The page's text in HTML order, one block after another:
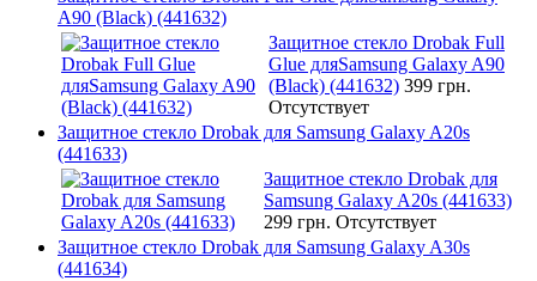
A90 (Black) (441632)
Защитное стекло Drobak Full
Glue дляSamsung Galaxy A90
(Black) (441632) 399 грн.
Отсутствует
Защитное стекло Drobak для Samsung Galaxy A20s
(441633)
Защитное стекло Drobak для
Samsung Galaxy A20s (441633)
299 грн. Отсутствует
Защитное стекло Drobak для Samsung Galaxy A30s
(441634)